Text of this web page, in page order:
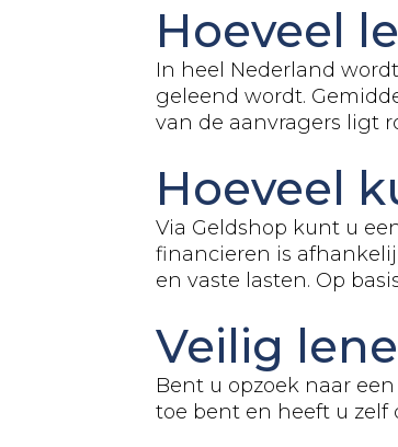
Hoeveel
In heel Nederland
geleend wordt.
van de aanvragers ligt
Hoeveel
Via Geldshop kunt u
financieren is
en vaste lasten. Op
Veilig
Bent u opzoek naar
toe bent en heeft u zelf